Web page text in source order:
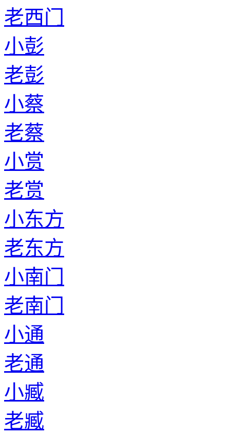
老西门
小彭
老彭
小蔡
老蔡
小赏
老赏
小东方
老东方
小南门
老南门
小通
老通
小臧
老臧